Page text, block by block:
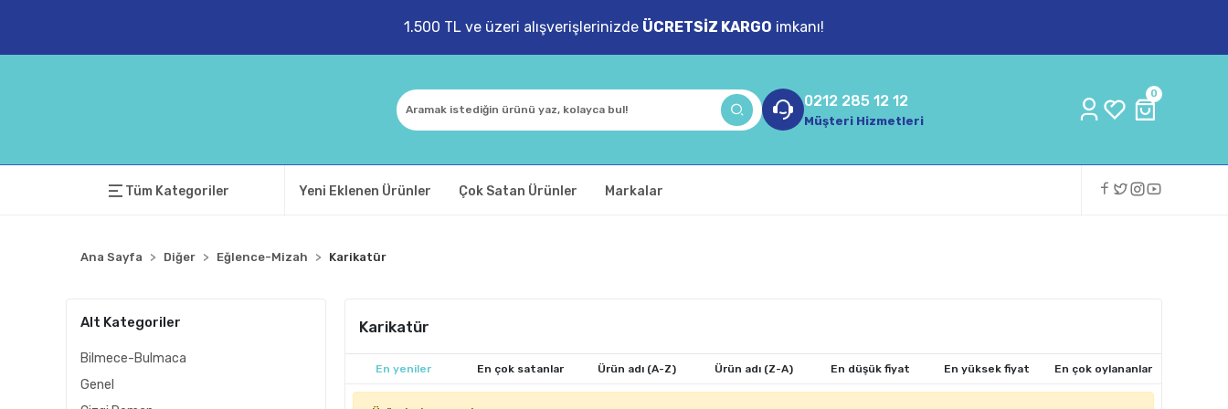
1.500 TL ve üzeri alışverişlerinizde ÜCRETSİZ KARGO imkanı!
0212 285 12 12
Müşteri Hizmetleri
0
Tüm Kategoriler Yeni Eklenen Ürünler Çok Satan Ürünler Markalar
Ana Sayfa Diğer Eğlence-Mizah Karikatür
Alt Kategoriler
Bilmece-Bulmaca
Genel
Karikatür
En yeniler En çok satanlar Ürün adı (A-Z) Ürün adı (Z-A) En düşük fiyat En yüksek fiyat En çok oylananlar